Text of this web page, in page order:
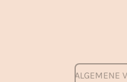
ALGEMENE